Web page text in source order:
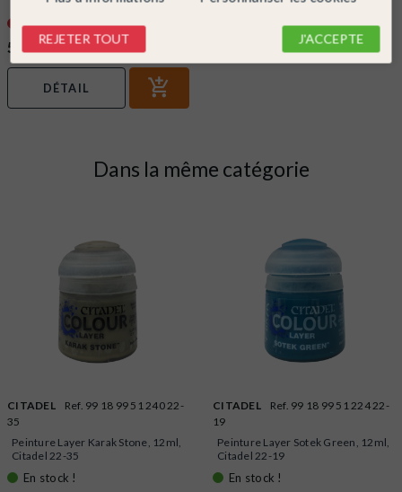
Indisponible
55,00 €
DÉTAIL
Dans la même catégorie
CITADEL
Ref. 99 18 99 51 240 22-
35
Peinture Layer Karak Stone, 12ml,
Citadel 22-35
En stock !
CITADEL
Ref. 99 18 99 51 224 22-
19
Peinture Layer Sotek Green, 12ml,
Citadel 22-19
En stock !
REJETER TOUT J'ACCEPTE